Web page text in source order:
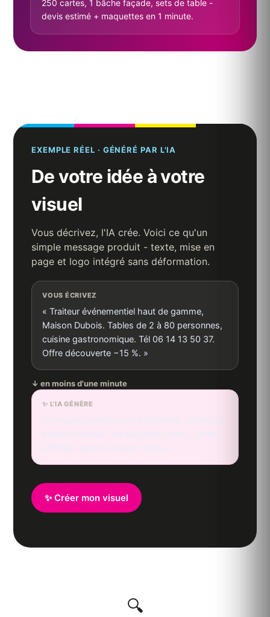
250 cartes, 1 bâche façade, sets de table -
devis estimé + maquettes en 1 minute.
EXEMPLE RÉEL · GÉNÉRÉ PAR L'IA
De votre idée à votre
visuel
Vous décrivez, l'IA crée. Voici ce qu'un
simple message produit - texte, mise en
page et logo intégré sans déformation.
VOUS ÉCRIVEZ
« Traiteur événementiel haut de gamme,
Maison Dubois. Tables de 2 à 80 personnes,
cuisine gastronomique. Tél 06 14 13 50 37.
Offre découverte −15 %. »
↓ en moins d'une minute
✨ L'IA GÉNÈRE
✨ Créer mon visuel
★Maison Dubois
★ Cuisine gastronomique
🔍